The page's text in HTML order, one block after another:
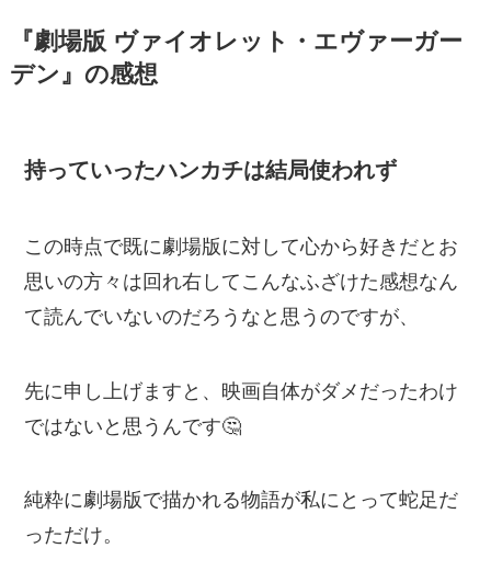
『劇場版 ヴァイオレット・エヴァーガー
デン』の感想
持っていったハンカチは結局使われず
この時点で既に劇場版に対して心から好きだとお
思いの方々は回れ右してこんなふざけた感想なん
て読んでいないのだろうなと思うのですが、
先に申し上げますと、映画自体がダメだったわけ
ではないと思うんです🤔
純粋に劇場版で描かれる物語が私にとって蛇足だ
っただけ。